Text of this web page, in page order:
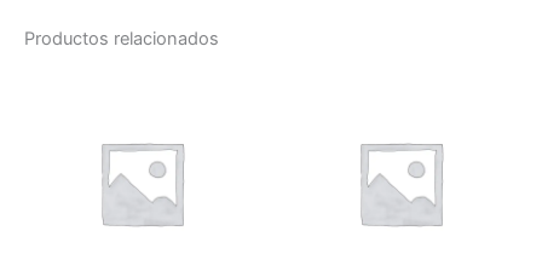
Productos relacionados